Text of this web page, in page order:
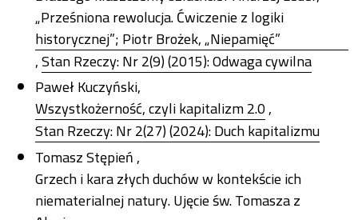
„Prześniona rewolucja. Ćwiczenie z logiki
historycznej”; Piotr Brożek, „Niepamięć”
,Stan Rzeczy: Nr 2(9) (2015): Odwaga cywilna
Paweł Kuczyński,
Wszystkożerność, czyli kapitalizm 2.0,
Stan Rzeczy: Nr 2(27) (2024): Duch kapitalizmu
Tomasz Stępień ,
Grzech i kara złych duchów w kontekście ich
niematerialnej natury. Ujęcie św. Tomasza z